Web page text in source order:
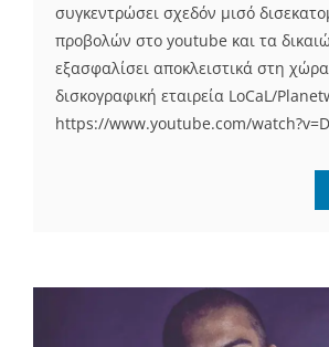
συγκεντρώσει σχεδόν μισό
προβολών στο youtube και τα
εξασφαλίσει αποκλειστικά στη
δισκογραφική εταιρεία LoCaL/
https://www.youtube.com/